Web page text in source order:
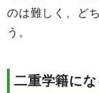
のは難しく、ど
う。
二重学籍に